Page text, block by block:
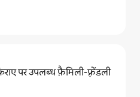
पर उपलब्ध फ़ैमिली-फ़्रेंडली